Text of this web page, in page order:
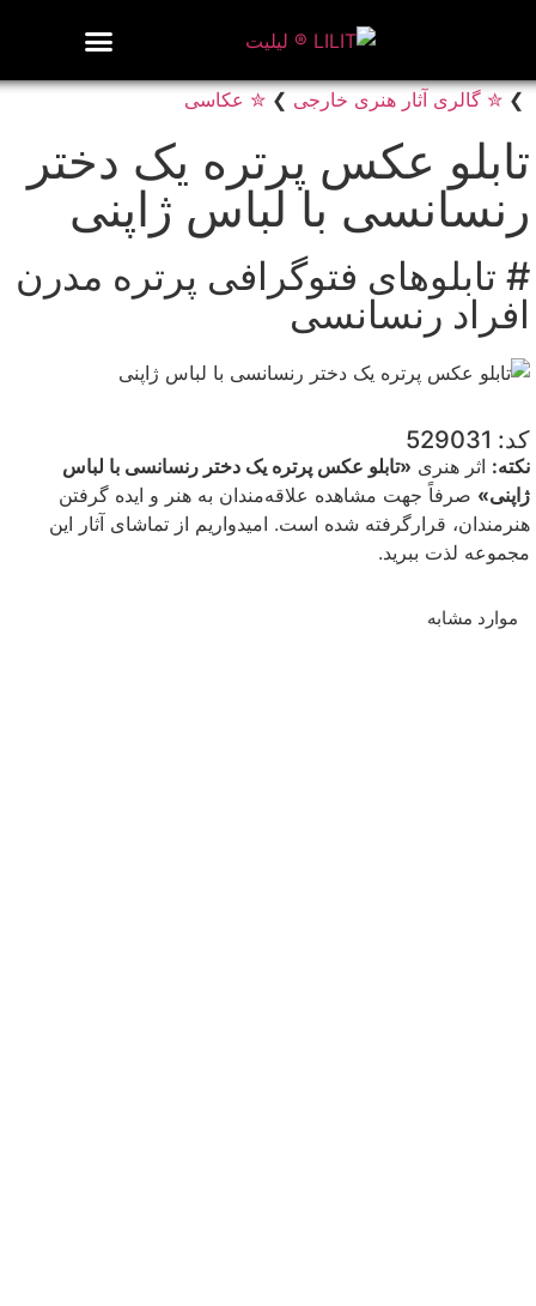
❯ ✮ گالری آثار هنری خارجی ❯ ✮ عکاسی
تابلو عکس پرتره یک دختر
رنسانسی با لباس ژاپنی
# تابلوهای فتوگرافی پرتره مدرن
افراد رنسانسی
کد: 529031
نکته: اثر هنری «تابلو عکس پرتره یک دختر رنسانسی با لباس
ژاپنی» صرفاً جهت مشاهده علاقه‌مندان به هنر و ایده گرفتن
هنرمندان، قرارگرفته شده است. امیدواریم از تماشای آثار این
مجموعه لذت ببرید.
موارد مشابه